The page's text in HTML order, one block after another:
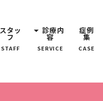
スタッ
フ
STAFF
arrow_drop_down 診療内
容
SERVICE
症例
集
CASE